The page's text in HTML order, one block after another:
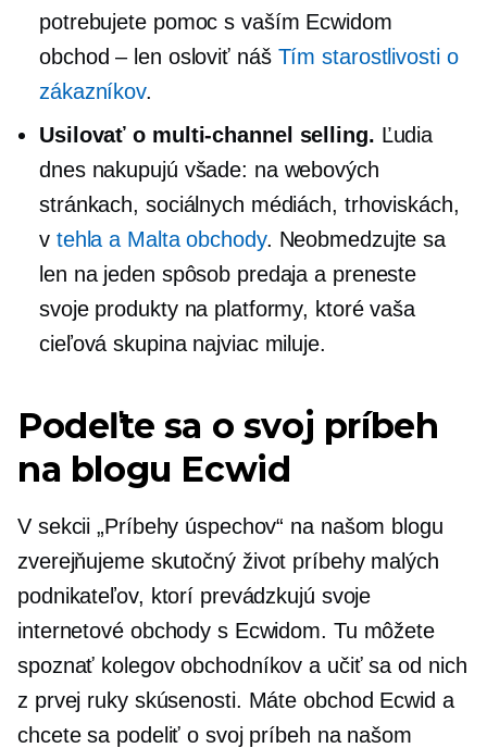
potrebujete pomoc s vaším Ecwidom
obchod – len osloviť náš Tím starostlivosti o
zákazníkov.
Usilovať o multi-channel selling. Ľudia
dnes nakupujú všade: na webových
stránkach, sociálnych médiách, trhoviskách,
v tehla a Maltaobchody. Neobmedzujte sa
len na jeden spôsob predaja a preneste
svoje produkty na platformy, ktoré vaša
cieľová skupina najviac miluje.
Podeľte sa o svoj príbeh
na blogu Ecwid
V sekcii „Príbehy úspechov“ na našom blogu
zverejňujeme skutočný život príbehy malých
podnikateľov, ktorí prevádzkujú svoje
internetové obchody s Ecwidom. Tu môžete
spoznať kolegov obchodníkov a učiť sa od nich
z prvej rukyskúsenosti. Máte obchod Ecwid a
chcete sa podeliť o svoj príbeh na našom